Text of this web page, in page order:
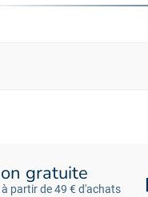
gratuite
à partir de 49 € d'achats